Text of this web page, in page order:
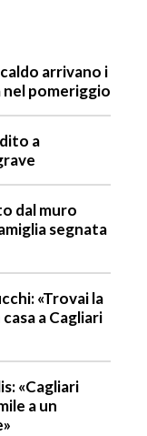
arrivano i
pomeriggio
a
dal muro
segnata
«Trovai la
a Cagliari
«Cagliari
a un